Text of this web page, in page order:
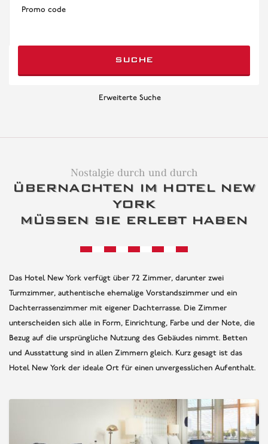
Promo code
SUCHE
Erweiterte Suche
Nostalgie durch und durch
ÜBERNACHTEN IM HOTEL NEW
YORK
MÜSSEN SIE ERLEBT HABEN
Das Hotel New York verfügt über 72 Zimmer, darunter zwei
Turmzimmer, authentische ehemalige Vorstandszimmer und ein
Dachterrassenzimmer mit eigener Dachterrasse. Die Zimmer
unterscheiden sich alle in Form, Einrichtung, Farbe und der Note, die
Bezug auf die ursprüngliche Nutzung des Gebäudes nimmt. Betten
und Ausstattung sind in allen Zimmern gleich. Kurz gesagt ist das
Hotel New York der ideale Ort für einen unvergesslichen Aufenthalt.